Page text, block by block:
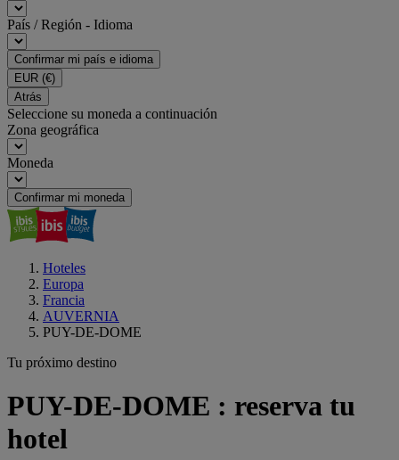
País / Región - Idioma
Confirmar mi país e idioma
EUR (€)
Atrás
Seleccione su moneda a continuación
Zona geográfica
Moneda
Confirmar mi moneda
Hoteles
Europa
Francia
AUVERNIA
PUY-DE-DOME
Tu próximo destino
PUY-DE-DOME : reserva tu
hotel